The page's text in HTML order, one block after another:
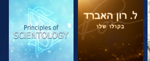
בדוק את הסדרה בדוק את הסדרה